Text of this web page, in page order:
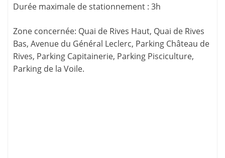
Durée maximale de stationnement : 3h
Zone concernée: Quai de Rives Haut, Quai de Rives
Bas, Avenue du Général Leclerc, Parking Château de
Rives, Parking Capitainerie, Parking Pisciculture,
Parking de la Voile.